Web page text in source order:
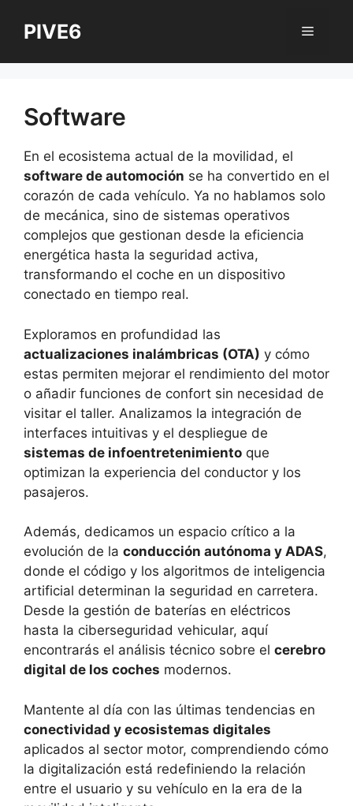
PIVE6 Menú
Software
En el ecosistema actual de la movilidad, el
software de automoción se ha convertido en el
corazón de cada vehículo. Ya no hablamos solo
de mecánica, sino de sistemas operativos
complejos que gestionan desde la eficiencia
energética hasta la seguridad activa,
transformando el coche en un dispositivo
conectado en tiempo real.
Exploramos en profundidad las
actualizaciones inalámbricas (OTA) y cómo
estas permiten mejorar el rendimiento del motor
o añadir funciones de confort sin necesidad de
visitar el taller. Analizamos la integración de
interfaces intuitivas y el despliegue de
sistemas de infoentretenimiento que
optimizan la experiencia del conductor y los
pasajeros.
Además, dedicamos un espacio crítico a la
evolución de la conducción autónoma y ADAS,
donde el código y los algoritmos de inteligencia
artificial determinan la seguridad en carretera.
Desde la gestión de baterías en eléctricos
hasta la ciberseguridad vehicular, aquí
encontrarás el análisis técnico sobre el cerebro
digital de los coches modernos.
Mantente al día con las últimas tendencias en
conectividad y ecosistemas digitales
aplicados al sector motor, comprendiendo cómo
la digitalización está redefiniendo la relación
entre el usuario y su vehículo en la era de la